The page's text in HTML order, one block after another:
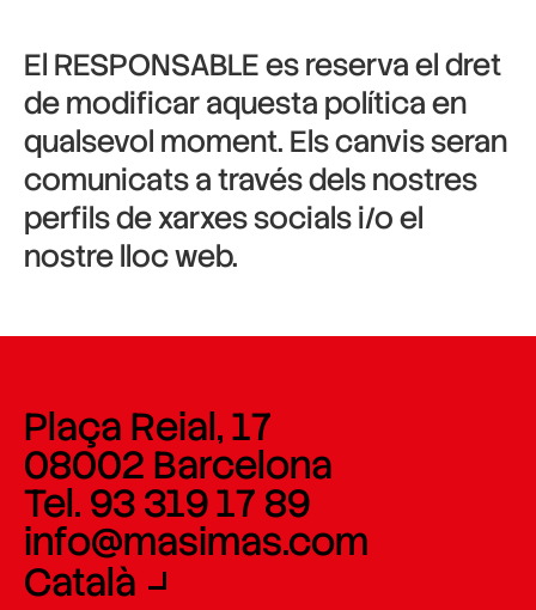
El RESPONSABLE es reserva el dret
de modificar aquesta política en
qualsevol moment. Els canvis seran
comunicats a través dels nostres
perfils de xarxes socials i/o el
nostre lloc web.
Plaça Reial, 17
08002 Barcelona
Tel. 93 319 17 89
info@masimas.com
Català